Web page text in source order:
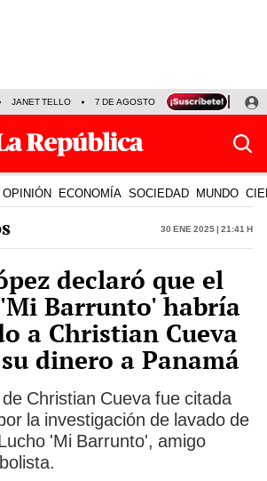
JANET TELLO 7 DE AGOSTO TINKA RESULTADOS
OPINIÓN ECONOMÍA SOCIEDAD MUNDO
30 Ene 2025 | 21:41 h
declaró que el
Barrunto' habría
a Christian Cueva
dinero a Panamá
Christian Cueva fue citada
la investigación de lavado de
'Mi Barrunto', amigo